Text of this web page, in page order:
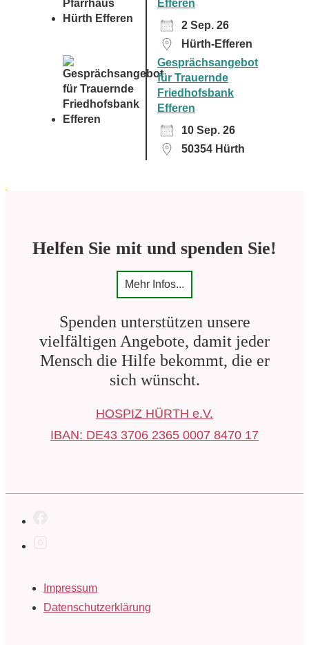
Efferen
2 Sep. 26
Hürth-Efferen
Gesprächsangebot
für Trauernde
Friedhofsbank
Efferen
10 Sep. 26
50354 Hürth
Helfen Sie mit und spenden Sie!
Mehr Infos...
Spenden unterstützen unsere
vielfältigen Angebote, damit jeder
Mensch die Hilfe bekommt, die er
sich wünscht.
HOSPIZ HÜRTH e.V.
IBAN: DE43 3706 2365 0007 8470 17
MenüImpressum
Datenschutzerklärung